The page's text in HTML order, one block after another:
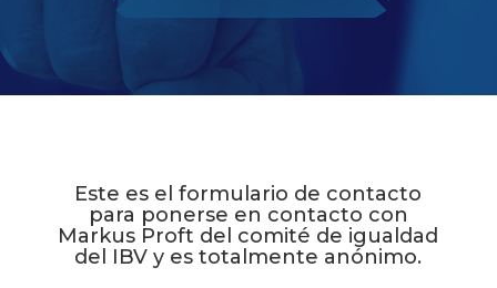
Este es el formulario de contacto
para ponerse en contacto con
Markus Proft del comité de igualdad
del IBV y es totalmente anónimo.